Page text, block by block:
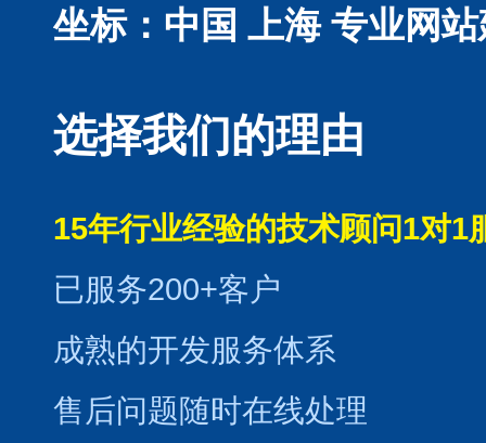
坐标：中国 上海 专业网
选择我们的理由
15年行业经验的技术顾问1对1
已服务200+客户
成熟的开发服务体系
售后问题随时在线处理